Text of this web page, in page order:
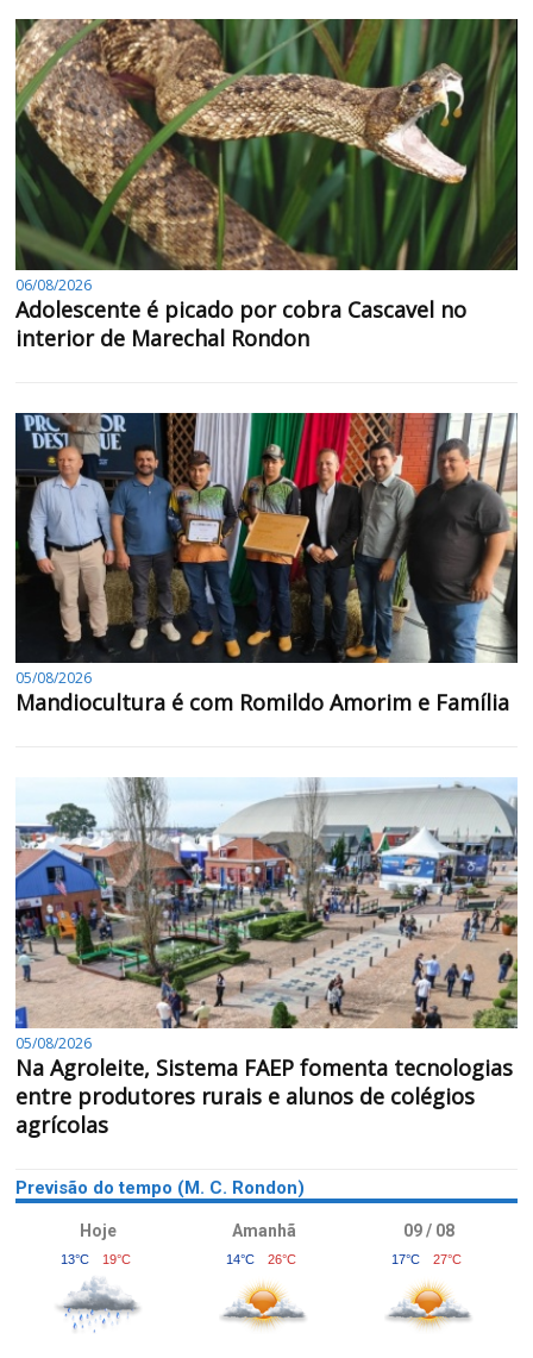
06/08/2026
Adolescente é picado por cobra Cascavel no
interior de Marechal Rondon
05/08/2026
Mandiocultura é com Romildo Amorim e Família
05/08/2026
Na Agroleite, Sistema FAEP fomenta tecnologias
entre produtores rurais e alunos de colégios
agrícolas
Previsão do tempo (M. C. Rondon)
Hoje
13°C 19°C
Amanhã
14°C 26°C
09 / 08
17°C 27°C